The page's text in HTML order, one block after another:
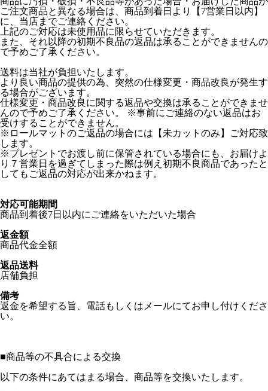
ご注文商品と異なる場合は、商品到着日より【7営業日以内】
に、当店までご連絡ください。
上記のご対応は未使用品に限らせていただきます。
また、それ以降の初期不良品の返品は承ることができませんの
で予めご了承ください。
送料は当社が負担いたします。
より良い商品の提供の為、突然の仕様変更・商品改良が発生す
る場合がございます。
仕様変更・商品改良に関する返品や交換は承ることができませ
んので予めご了承ください。 ※事前にご連絡のない返品はお
受けすることができません。
※ロールマットのご返品の場合には【未カットのみ】ご対応致
します。
※プレゼントでお渡し前に保管されている場合にも、お届けよ
り７営業日を過ぎてしまった際は例え初期不良商品であったと
してもご返品の対応が出来かねます。
対応可能期間
商品到着後7日以内にご連絡をいただいた場合
返金額
商品代金全額
返品送料
店舗負担
備考
返金を希望する旨、電話もしくはメールにてお申し付けくださ
い。
■商品等の不具合による交換
以下の条件にあてはまる場合、商品等を交換いたします。